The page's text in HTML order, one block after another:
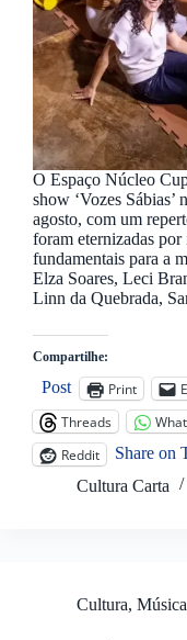
O Espaço Núcleo
show ‘Vozes Sábias’
agosto, com um
foram eternizadas por
fundamentais para a
Elza Soares, Leci
Linn da Quebrada,
Compartilhe:
Post Print
Threads
Reddit
Share on
Cultura Carta
Cultura, Música